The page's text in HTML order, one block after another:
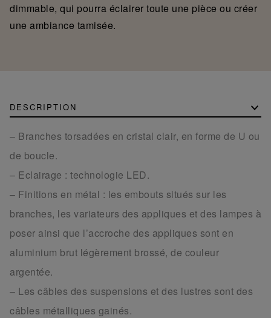
dimmable, qui pourra éclairer toute une pièce ou créer
une ambiance tamisée.
DESCRIPTION
– Branches torsadées en cristal clair, en forme de U ou
de boucle.
– Eclairage : technologie LED.
– Finitions en métal : les embouts situés sur les
branches, les variateurs des appliques et des lampes à
poser ainsi que l’accroche des appliques sont en
aluminium brut légèrement brossé, de couleur
argentée.
– Les câbles des suspensions et des lustres sont des
câbles métalliques gainés.